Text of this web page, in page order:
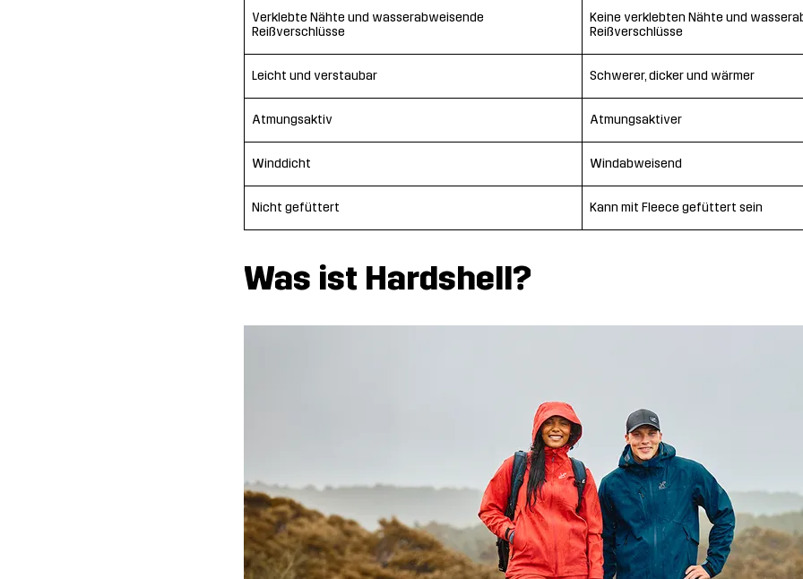
Verklebte Nähte und wasserabweisende
Reißverschlüsse
Keine verklebten Nähte und
Reißverschlüsse
Leicht und verstaubar Schwerer, dicker und wärmer
Atmungsaktiv Atmungsaktiver
Winddicht Windabweisend
Nicht gefüttert Kann mit Fleece gefüttert sein
Was ist Hardshell?